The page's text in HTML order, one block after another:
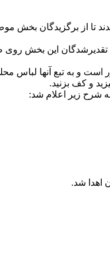
تا از برگزیدگان بخش
تقدیرشدگان این بخش روی
و به تبع آنها لباس
و کف بزنید.
شرح زیر اعلام شد:
اهدا شد.